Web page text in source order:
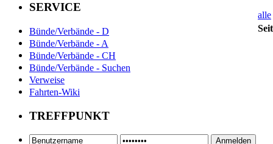
SERVICE
Bünde/Verbände - D
Bünde/Verbände - A
Bünde/Verbände - CH
Bünde/Verbände - Suchen
Verweise
Fahrten-Wiki
TREFFPUNKT
alle